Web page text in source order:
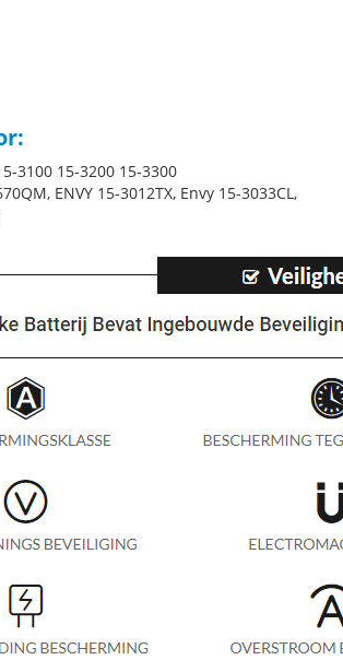
3100 15-3200 15-3300
ENVY 15-3012TX, Envy 15-3033CL,